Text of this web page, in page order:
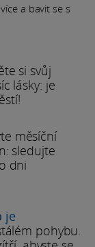
a bavit se s
si svůj
lásky: je
měsíční
sledujte
dni
je
pohybu.